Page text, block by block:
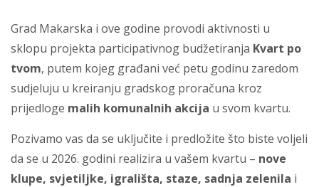
Grad Makarska i ove godine provodi aktivnosti u
sklopu projekta participativnog budžetiranja Kvart po
tvom, putem kojeg građani već petu godinu zaredom
sudjeluju u kreiranju gradskog proračuna kroz
prijedloge malih komunalnih akcija u svom kvartu.
Pozivamo vas da se uključite i predložite što biste voljeli
da se u 2026. godini realizira u vašem kvartu – nove
klupe, svjetiljke, igrališta, staze, sadnja zelenila i